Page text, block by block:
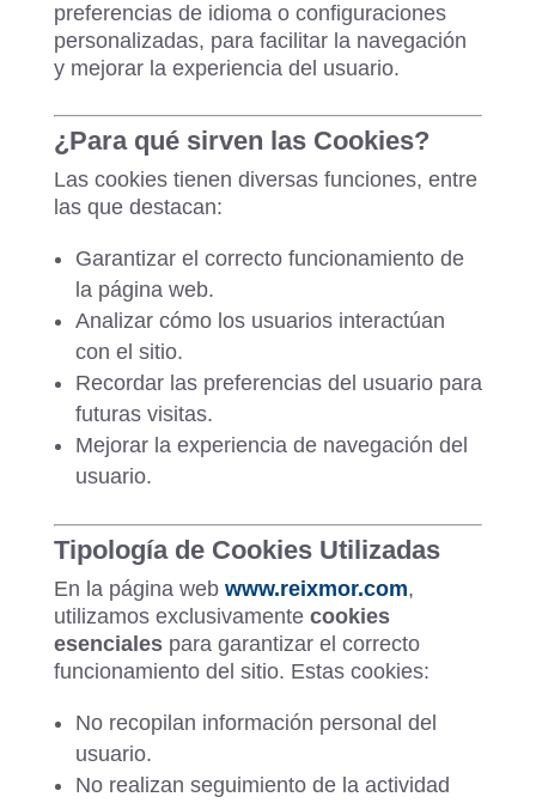
preferencias de idioma o configuraciones
personalizadas, para facilitar la navegación
y mejorar la experiencia del usuario.
¿Para qué sirven las Cookies?
Las cookies tienen diversas funciones, entre
las que destacan:
Garantizar el correcto funcionamiento de
la página web.
Analizar cómo los usuarios interactúan
con el sitio.
Recordar las preferencias del usuario para
futuras visitas.
Mejorar la experiencia de navegación del
usuario.
Tipología de Cookies Utilizadas
En la página web www.reixmor.com,
utilizamos exclusivamente cookies
esencialespara garantizar el correcto
funcionamiento del sitio. Estas cookies:
No recopilan información personal del
usuario.
No realizan seguimiento de la actividad